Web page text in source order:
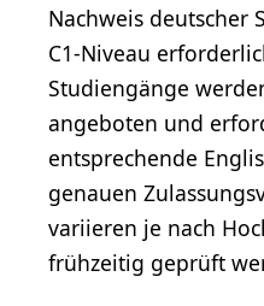
Nachweis deutscher
C1-Niveau
Studiengänge
angeboten und
entsprechende
genauen
variieren je nach
frühzeitig geprüft